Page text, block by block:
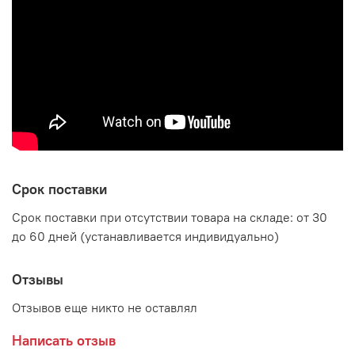
Срок поставки
Срок поставки при отсутствии товара на складе: от 30
до 60 дней (устанавливается индивидуально)
Отзывы
Отзывов еще никто не оставлял
Написать отзыв